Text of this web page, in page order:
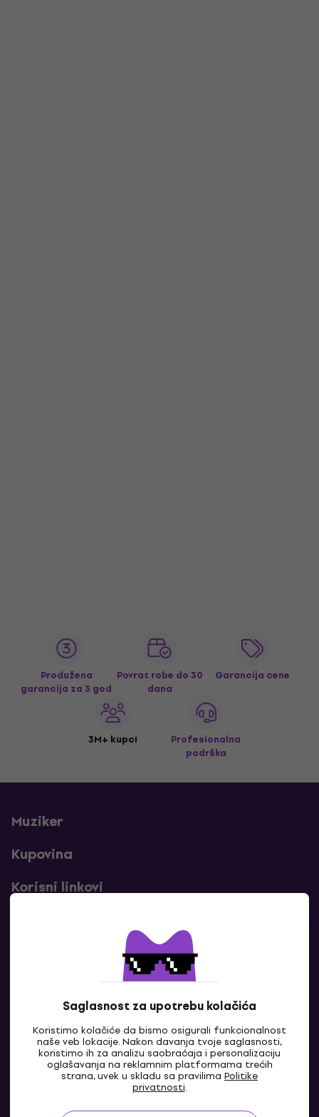
Saglasnost za upotrebu kolačića
Koristimo kolačiće da bismo osigurali funkcionalnost
naše veb lokacije. Nakon davanja tvoje saglasnosti,
koristimo ih za analizu saobraćaja i personalizaciju
oglašavanja na reklamnim platformama trećih
strana, uvek u skladu sa pravilima Politike
privatnosti.
Produžena
garancija za 3 god
Povrat robe do 30
dana
Garancija cene
3M+ kupci
Profesionalna
podrška
Muziker
Kupovina
Korisni linkovi
Kontakti
Kontaktiraj nas